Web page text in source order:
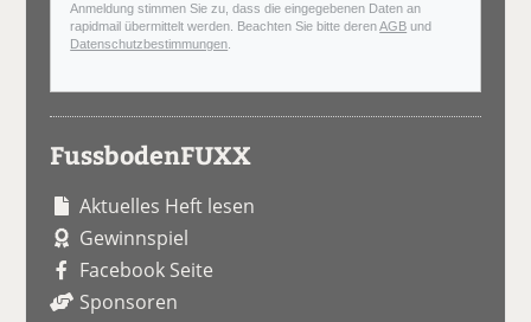
Anmeldung stimmen Sie zu, dass die eingegebenen Daten an
rapidmail übermittelt werden. Beachten Sie bitte derenAGB und
Datenschutzbestimmungen
FussbodenFUXX
Aktuelles Heft lesen
Gewinnspiel
Facebook Seite
Sponsoren